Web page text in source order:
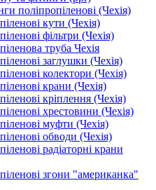
поліпропіленові (Чехія)
кути (Чехія)
фільтри (Чехія)
труба Чехія
заглушки (Чехія)
колектори (Чехія)
крани (Чехія)
кріплення (Чехія)
хрестовини (Чехія)
муфти (Чехія)
обводи (Чехія)
радіаторні крани
згони "американка"